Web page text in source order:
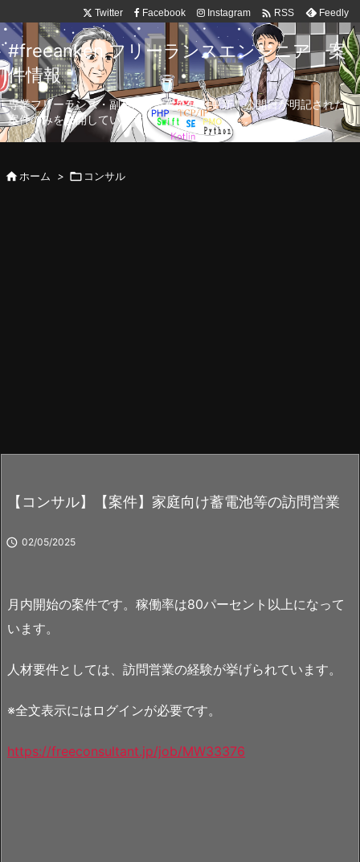
Twitter Facebook Instagram  RSS Feedly
#freeanken フリーランスエンジニア 案
件情報
専業フリーランス・副業向け案件を毎日更新！公開日が明記された
案件のみを公開しています。
ホーム >  コンサル
【コンサル】【案件】家庭向け蓄電池等の訪問営業
 02/05/2025
月内開始の案件です。稼働率は80パーセント以上になって
います。
人材要件としては、訪問営業の経験が挙げられています。
※全文表示にはログインが必要です。
https://freeconsultant.jp/job/MW33376